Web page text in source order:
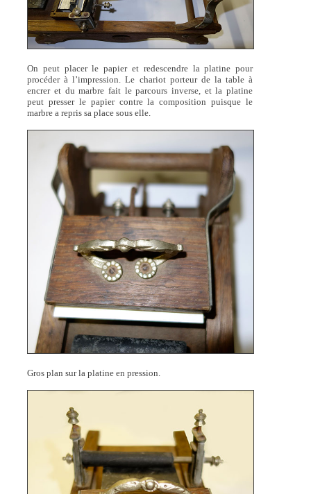
On peut placer le papier et redescendre la platine pour
procéder à l’impression. Le chariot porteur de la table à
encrer et du marbre fait le parcours inverse, et la platine
peut presser le papier contre la composition puisque le
marbre a repris sa place sous elle.
Gros plan sur la platine en pression.